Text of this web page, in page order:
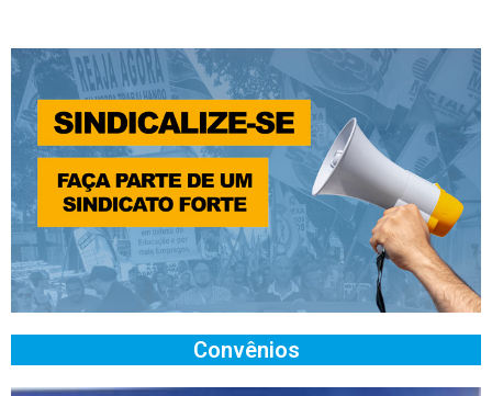
Convênios